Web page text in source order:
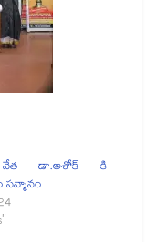
నేత డా.అశోక్ కి